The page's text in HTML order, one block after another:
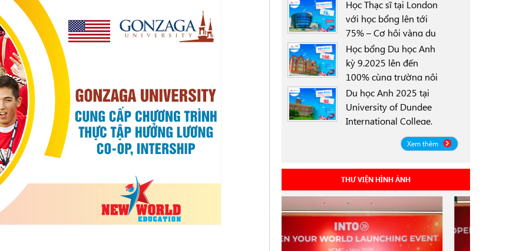
Texas (UNT)
Học Thạc sĩ tại London
với học bổng lên tới
75% – Cơ hội vàng du
học Anh 2025
Học bổng Du học Anh
kỳ 9.2025 lên đến
100% cùng trường nội
trú Worthgate School
Canterbury
Du học Anh 2025 tại
University of Dundee
International College,
Scotland ICD - Lộ trình
linh hoạt, học bổng
Xem thêm
THƯ VIỆN HÌNH ẢNH